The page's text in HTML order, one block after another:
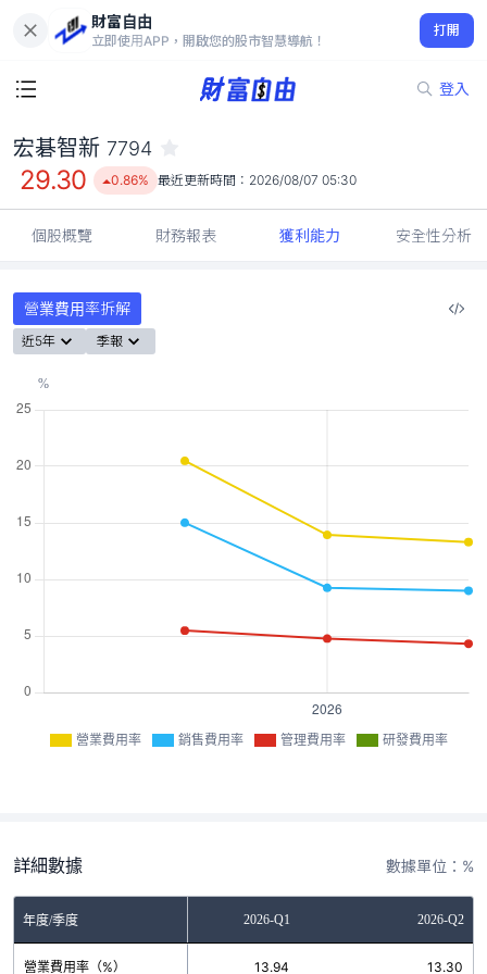
財富自由
立即使用APP，開啟您的股市智慧導航！
打開
登入
29.30
0.86%
宏碁智新 7794
29.30 0.86% 最近更新時間： 2026/08/07 05:30
個股概覽 財務報表 獲利能力 安全性分析
營業費用率拆解
近5年 季報
營業費用率 銷售費用率 管理費用率 研發費用率
詳細數據 數據單位：%
年度/季度2024-Q4 2026-Q1 2026-Q2
營業費用率（%）
20.49 13.94 13.30